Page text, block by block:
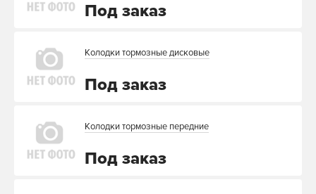
Под заказ
Колодки тормозные дисковые
Под заказ
Колодки тормозные передние
Под заказ